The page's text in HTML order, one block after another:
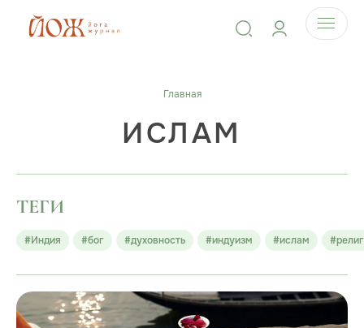
Главная
ИСЛАМ
ТЕГИ
#Индия #бог #духовность #индуизм #ислам